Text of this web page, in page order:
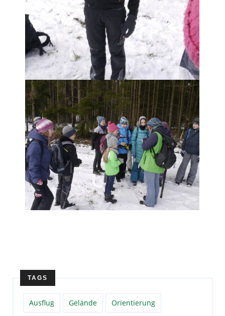
TAGS
Ausflug Gelände Orientierung